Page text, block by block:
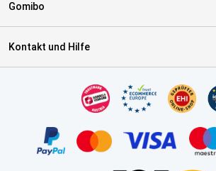
Gomibo
Kontakt und Hilfe